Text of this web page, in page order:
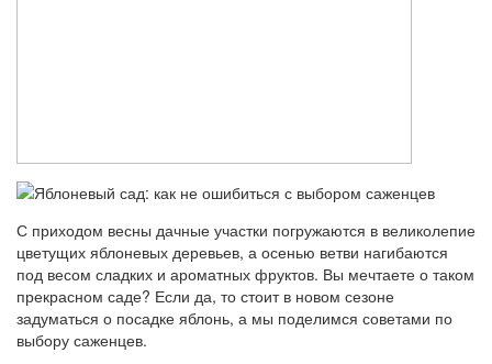
С приходом весны дачные участки погружаются в великолепие
цветущих яблоневых деревьев, а осенью ветви нагибаются
под весом сладких и ароматных фруктов. Вы мечтаете о таком
прекрасном саде? Если да, то стоит в новом сезоне
задуматься о посадке яблонь, а мы поделимся советами по
выбору саженцев.